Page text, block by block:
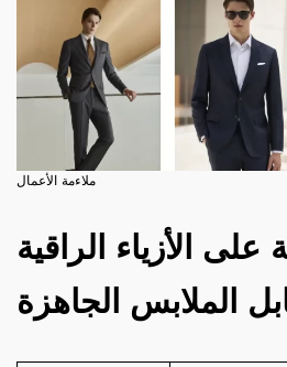
ملاءمة الأعمال
الأزياء الراقية
الملابس الجاهزة